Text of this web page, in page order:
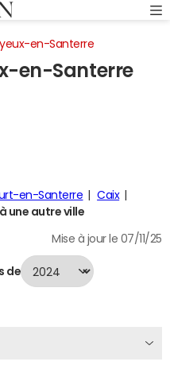
en-Santerre
en-Santerre
en-Santerre
Caix
une autre ville
Mise à jour le 07/11/25
de